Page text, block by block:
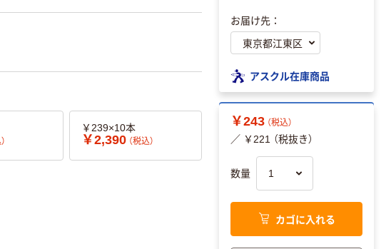
￥239×10本
￥2,390 （税込）
お届け先：
アスクル在庫商品
￥243 （税込）
／ ￥221 （税抜き）
数量
カゴに入れる